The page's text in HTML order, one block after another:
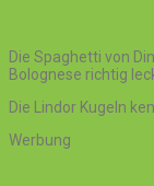
Die Spaghetti von
Bolognese richtig
Die Lindor Kugeln
Werbung